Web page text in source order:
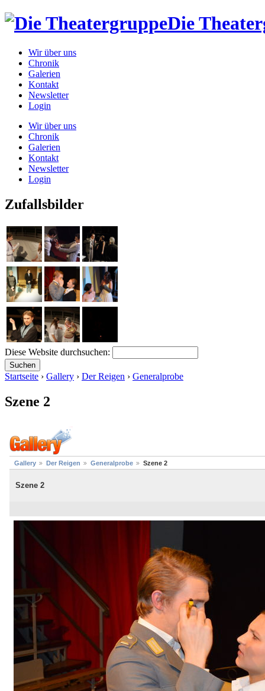
Die
Wir über uns
Chronik
Galerien
Kontakt
Newsletter
Login
Wir über uns
Chronik
Galerien
Kontakt
Newsletter
Login
Zufallsbilder
Diese Website durchsuchen:
Startseite › Gallery › Der Reigen › Generalprobe
Szene 2
Gallery Der Reigen Generalprobe Szene 2
Szene 2